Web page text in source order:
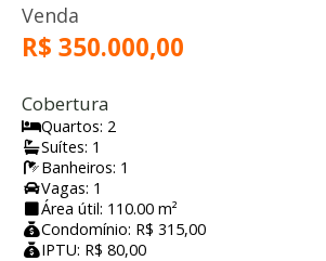
Venda
R$ 350.000,00
Cobertura
Quartos: 2
Suítes: 1
Banheiros: 1
Vagas: 1
Área útil: 110.00 m²
Condomínio: R$ 315,00
IPTU: R$ 80,00